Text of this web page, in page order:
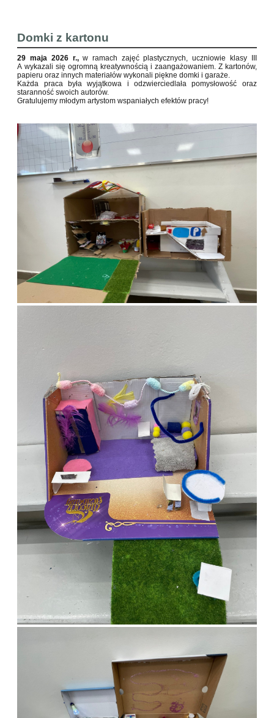
Domki z kartonu
29 maja 2026 r.,w ramach zajęć plastycznych, uczniowie klasy III
A wykazali się ogromną kreatywnością i zaangażowaniem. Z kartonów,
papieru oraz innych materiałów wykonali piękne domki i garaże.
Każda praca była wyjątkowa i odzwierciedlała pomysłowość oraz
staranność swoich autorów.
Gratulujemy młodym artystom wspaniałych efektów pracy!